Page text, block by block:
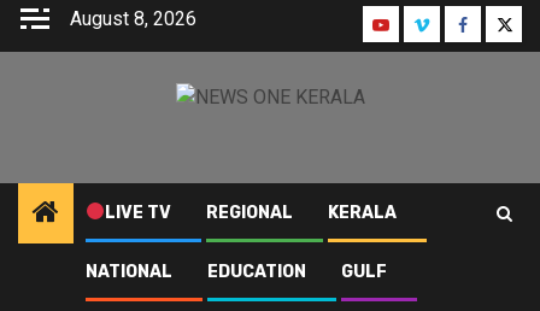
Skip
August 8, 2026 YoutubeInstagramFacebook
LIVE TV REGIONAL KERALA
NATIONAL EDUCATION GULF
KERALA PWD